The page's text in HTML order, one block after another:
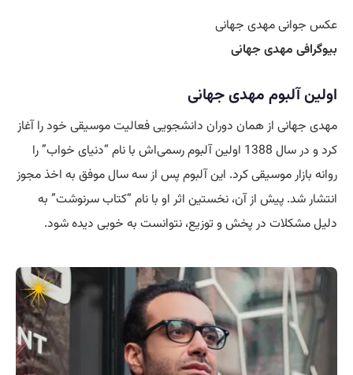
عکس جوانی مهدی جهانی
بیوگرافی مهدی جهانی
اولین آلبوم مهدی جهانی
مهدی جهانی از همان دوران دانشجویی فعالیت موسیقی خود را آغاز
کرد و در سال 1388 اولین آلبوم رسمی‌اش با نام “دنیای خواب” را
روانه بازار موسیقی کرد. این آلبوم پس از سه سال موفق به اخذ مجوز
انتشار شد. پیش از آن، نخستین اثر او با نام “کتاب سرنوشت” به
دلیل مشکلات در پخش و توزیع، نتوانست به خوبی دیده شود.